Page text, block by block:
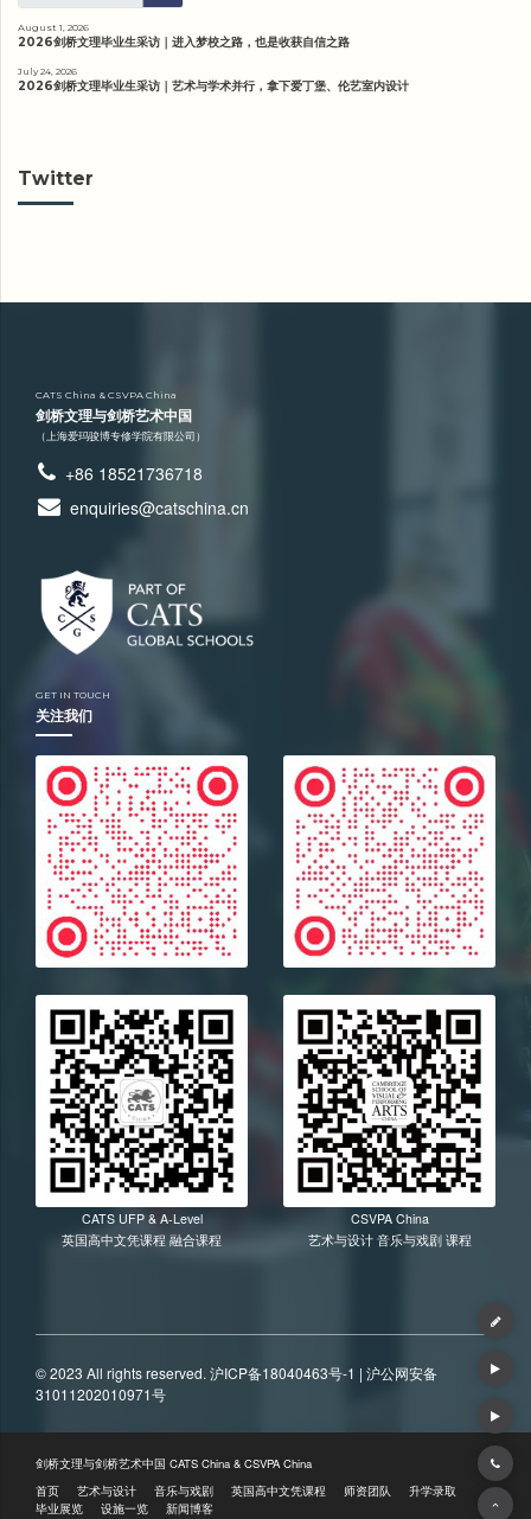
August 1, 2026
2026剑桥文理毕业生采访｜进入梦校之路，也是收获自信之路
July 24, 2026
2026剑桥文理毕业生采访｜艺术与学术并行，拿下爱丁堡、伦艺室内设计
Twitter
CATS China & CSVPA China
剑桥文理与剑桥艺术中国
（上海爱玛骏博专修学院有限公司）
+86 18521736718
enquiries@catschina.cn
GET IN TOUCH
关注我们
CATS UFP & A-Level
英国高中文凭课程 融合课程
CSVPA China
艺术与设计 音乐与戏剧 课程
© 2023 All rights reserved. 沪ICP备18040463号-1 | 沪公网安备
31011202010971号
剑桥文理与剑桥艺术中国 CATS China & CSVPA China
首页
艺术与设计 音乐与戏剧 英国高中文凭课程 师资团队
升学录取
毕业展览
设施一览 新闻博客